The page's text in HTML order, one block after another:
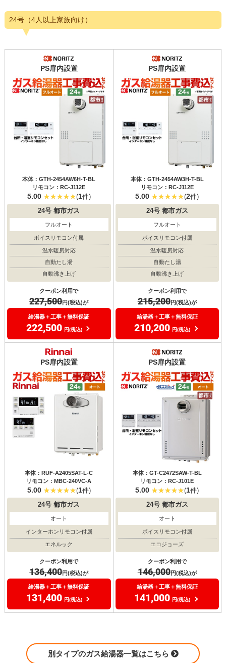
24号（4人以上家族向け）
PS扉内設置
本体：GTH-2454AW6H-T-BL
リモコン：RC-J112E
5.00 (1件)
24号 都市ガス
フルオート
ボイスリモコン付属
温水暖房対応
自動たし湯
自動沸き上げ
クーポン利用で
227,500円(税込)が
給湯器＋工事＋無料保証
222,500 円(税込)
PS扉内設置
本体：GTH-2454AW3H-T-BL
リモコン：RC-J112E
5.00 (2件)
24号都市ガス
フルオート
ボイスリモコン付属
温水暖房対応
自動たし湯
自動沸き上げ
クーポン利用で
215,200円(税込)が
給湯器＋工事＋無料保証
210,200 円(税込)
PS扉内設置
本体：RUF-A2405SAT-L-C
リモコン：MBC-240VC-A
5.00 (1件)
24号 都市ガス
オート
インターホンリモコン付属
エネルック
クーポン利用で
136,400円(税込)が
給湯器＋工事＋無料保証
131,400 円(税込)
PS扉内設置
本体：GT-C2472SAW-T-BL
リモコン：RC-J101E
5.00 (1件)
24号都市ガス
オート
ボイスリモコン付属
エコジョーズ
クーポン利用で
146,000円(税込)が
給湯器＋工事＋無料保証
141,000 円(税込)
別タイプのガス給湯器一覧はこちら